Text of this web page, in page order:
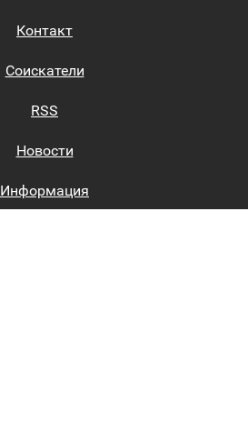
Контакт
Соискатели
RSS
Новости
Информация